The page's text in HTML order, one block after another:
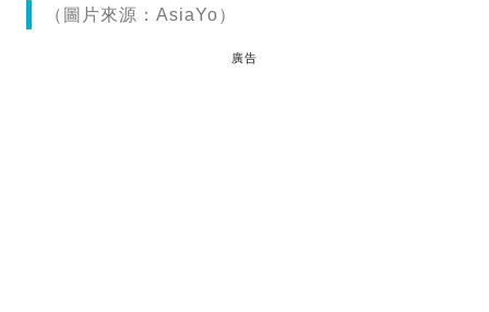
（圖片來源：AsiaYo）
廣告